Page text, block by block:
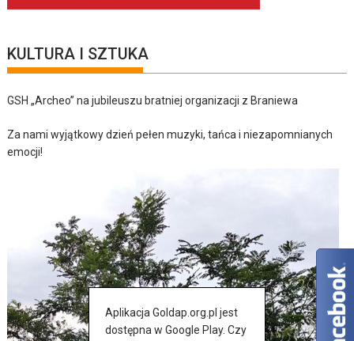
KULTURA I SZTUKA
GSH „Archeo” na jubileuszu bratniej organizacji z Braniewa
Za nami wyjątkowy dzień pełen muzyki, tańca i niezapomnianych
emocji!
Aplikacja Goldap.org.pl jest
dostępna w Google Play. Czy